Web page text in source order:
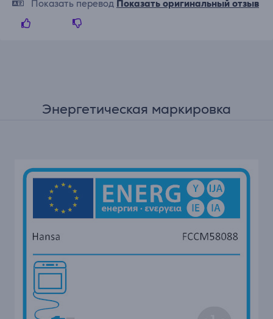
Показать перевод Показать оригинальный отзыв
Энергетическая маркировка